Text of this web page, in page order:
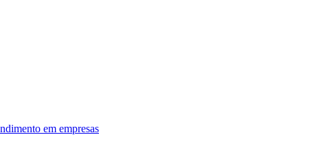
em empresas